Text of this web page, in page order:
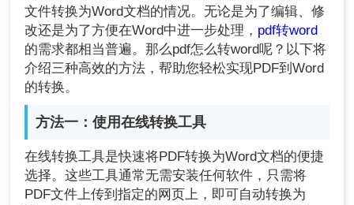
文件转换为Word文档的情况。无论是为了编辑、修
改还是为了方便在Word中进一步处理， pdf转word
的需求都相当普遍。那么pdf怎么转word呢？以下将
介绍三种高效的方法，帮助您轻松实现PDF到Word
的转换。
方法一：使用在线转换工具
在线转换工具是快速将PDF转换为Word文档的便捷
选择。这些工具通常无需安装任何软件，只需将
PDF文件上传到指定的网页上，即可自动转换为